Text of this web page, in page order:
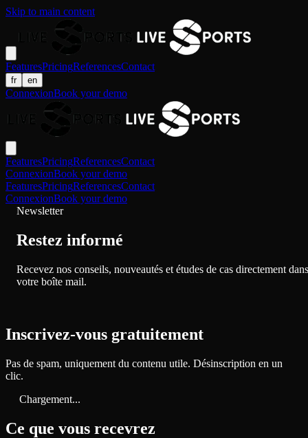
Skip to main content
FeaturesPricingReferencesContact
fr en
ConnexionBook your demo
FeaturesPricingReferencesContact
ConnexionBook your demo
FeaturesPricingReferencesContact
ConnexionBook your demo
Newsletter
Restez informé
Recevez nos conseils, nouveautés et études de cas directement dans
votre boîte mail.
Inscrivez-vous gratuitement
Pas de spam, uniquement du contenu utile. Désinscription en un
clic.
Chargement...
Ce que vous recevrez